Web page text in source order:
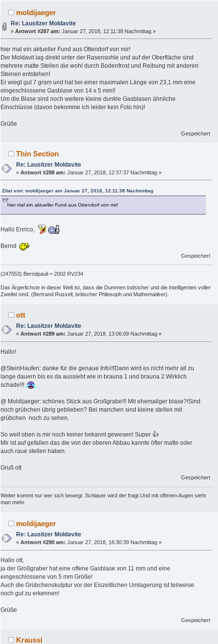
moldijaeger
Re: Lausitzer Moldavite
«Antwort #287 am: Januar 27, 2018, 12:11:38 Nachmittag »
hier mal ein aktueller Fund aus Ottendorf von mir!
Der Moldavit lag direkt unter der Rasensohle und auf der Oberfläche sind
mehrere matte Stellen die wohl durch Bodenfrost und Reibung mit anderen
Steinen entstehen!
Er wiegt gut 7 gram und hat bei einer maximalen Länge von 23,1 mm eine
eingeschlossene Gasblase von 14 x 5 mm!!
Um die Blase sind noch weitere kleine dunkle Gasblasen ähnliche
Einschlüsse (davon bekomme ich leider kein Foto hin)!
Grüße
Gespeichert
Thin Section
Re: Lausitzer Moldavite
«Antwort #288 am: Januar 27, 2018, 12:37:37 Nachmittag »
Zitat von: moldijaeger am Januar 27, 2018, 12:11:38 Nachmittag
hier mal ein aktueller Fund aus Ottendorf von mir!
Hallo Enrico,
Bernd
Gespeichert
(247553) Berndpauli = 2002 RV234
Das Ärgerlichste in dieser Welt ist, dass die Dummen todsicher und die Intelligenten voller
Zweifel sind. (Bertrand Russell, britischer Philosoph und Mathematiker).
ott
Re: Lausitzer Moldavite
«Antwort #289 am: Januar 27, 2018, 13:06:09 Nachmittag »
Hallo!
@SteinHaufen: danke für die genaue Info!!!Dann wird es nicht mehr all zu
lange dauern bis es da aussieht wie in brauna 1 und brauna 2.Wirklich
schade!!!
@ Moldijaeger: schönes Stück aus Großgrabe!!! Mit ehemaliger blase?!Sind
noch grübchen übrig geblieben? Bei manchen sind kleine stellen mit
grübchen noch zu sehen.
So weit oben is mir noch keiner bekannt gewesen! Super 👍
Mir ist auf gefallen das die von der oberen Abbau kannte öfter matte oder
auch raue stellen haben.
Gruß ott
Gespeichert
Weiter kommt nur wer sich bewegt .Schlauer wird der fragt.Und mit offenen Augen sieht
man mehr.
moldijaeger
Re: Lausitzer Moldavite
«Antwort #290 am: Januar 27, 2018, 16:30:39 Nachmittag »
Hallo ott,
ja der Großgraber hat eine offene Gasblase von 11 mm und eine
eingeschlossene von 5 mm Größe!
Auch die Grübchenskulptur vor der Eiszeitlichen Umlagerung ist teilweise
noch gut zu erkennen!
Grüße
Gespeichert
Kraussi